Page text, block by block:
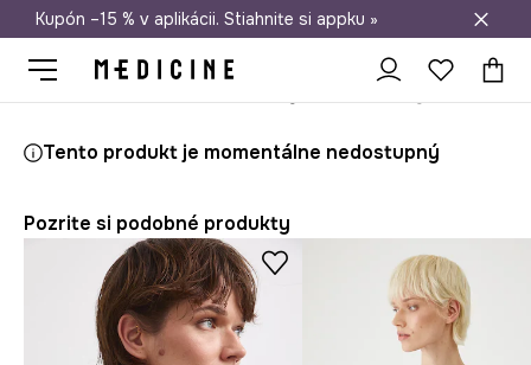
Doprava zadarmo od 50 €
Kupón –15 % v aplikácii. Stiahnite si appku »
Tento produkt je momentálne nedostupný
Pozrite si podobné produkty